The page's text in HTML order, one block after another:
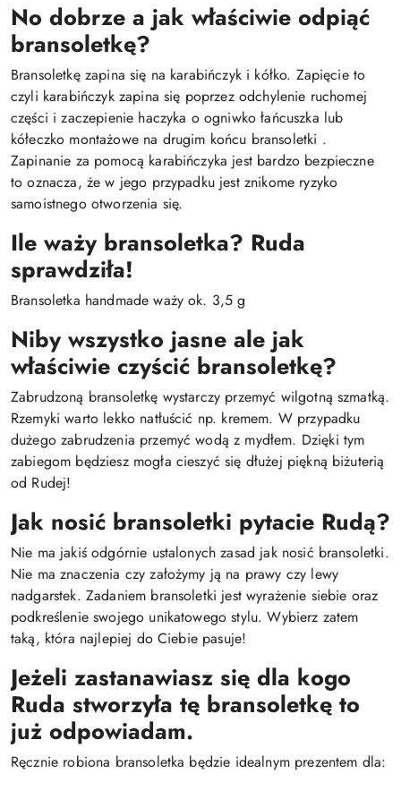
No dobrze a jak właściwie odpiąć
bransoletkę?
Bransoletkę zapina się na karabińczyk i kółko. Zapięcie to
czyli karabińczyk zapina się poprzez odchylenie ruchomej
części i zaczepienie haczyka o ogniwko łańcuszka lub
kółeczko montażowe na drugim końcu bransoletki .
Zapinanie za pomocą karabińczyka jest bardzo bezpieczne
to oznacza, że w jego przypadku jest znikome ryzyko
samoistnego otworzenia się.
Ile waży bransoletka? Ruda
sprawdziła!
Bransoletka handmade waży ok. 3,5 g
Niby wszystko jasne ale jak
właściwie czyścić bransoletkę?
Zabrudzoną bransoletkę wystarczy przemyć wilgotną szmatką.
Rzemyki warto lekko natłuścić np. kremem. W przypadku
dużego zabrudzenia przemyć wodą z mydłem. Dzięki tym
zabiegom będziesz mogła cieszyć się dłużej piękną biżuterią
od Rudej!
Jak nosić bransoletki pytacie Rudą?
Nie ma jakiś odgórnie ustalonych zasad jak nosić bransoletki.
Nie ma znaczenia czy założymy ją na prawy czy lewy
nadgarstek. Zadaniem bransoletki jest wyrażenie siebie oraz
podkreślenie swojego unikatowego stylu. Wybierz zatem
taką, która najlepiej do Ciebie pasuje!
Jeżeli zastanawiasz się dla kogo
Ruda stworzyła tę bransoletkę to
już odpowiadam.
Ręcznie robiona bransoletka będzie idealnym prezentem dla: